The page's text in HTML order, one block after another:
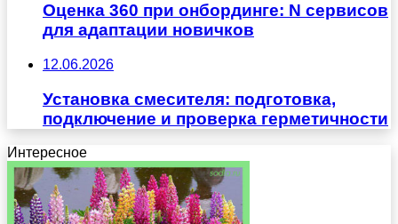
Оценка 360 при онбординге: N сервисов
для адаптации новичков
12.06.2026
Установка смесителя: подготовка,
подключение и проверка герметичности
Интересное